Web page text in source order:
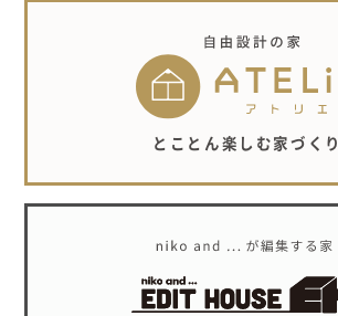
とことん楽しむ家づくり